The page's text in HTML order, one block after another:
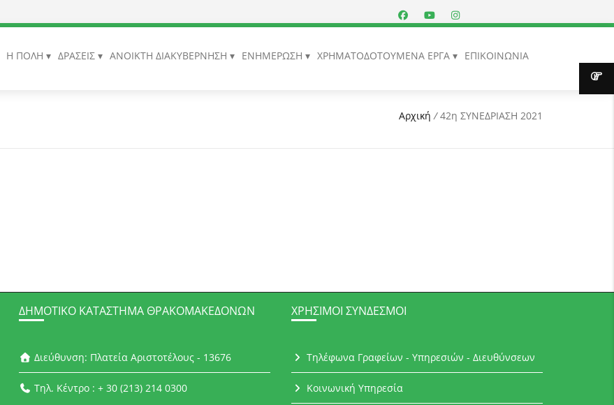
Η ΠΟΛΗ ΔΡΑΣΕΙΣ ΑΝΟΙΚΤΗ ΔΙΑΚΥΒΕΡΝΗΣΗ ΕΝΗΜΕΡΩΣΗ ΧΡΗΜΑΤΟΔΟΤΟΥΜΕΝΑ ΕΡΓΑ ΕΠΙΚΟΙΝΩΝΙΑ
Αρχική /42η ΣΥΝΕΔΡΙΑΣΗ 2021
ΔΗΜΟΤΙΚΌ ΚΑΤΆΣΤΗΜΑ ΘΡΑΚΟΜΑΚΕΔΌΝΩΝ
Διεύθυνση: Πλατεία Αριστοτέλους - 13676
Τηλ. Κέντρο : + 30 (213) 214 0300
ΧΡΉΣΙΜΟΙ ΣΎΝΔΕΣΜΟΙ
Τηλέφωνα Γραφείων - Υπηρεσιών - Διευθύνσεων
Κοινωνική Υπηρεσία